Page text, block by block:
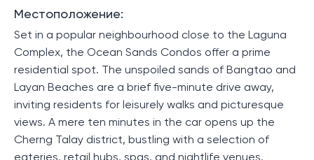
Местоположение:
Set in a popular neighbourhood close to the Laguna
Complex, the Ocean Sands Condos offer a prime
residential spot. The unspoiled sands of Bangtao and
Layan Beaches are a brief five-minute drive away,
inviting residents for leisurely walks and picturesque
views. A mere ten minutes in the car opens up the
Cherng Talay district, bustling with a selection of